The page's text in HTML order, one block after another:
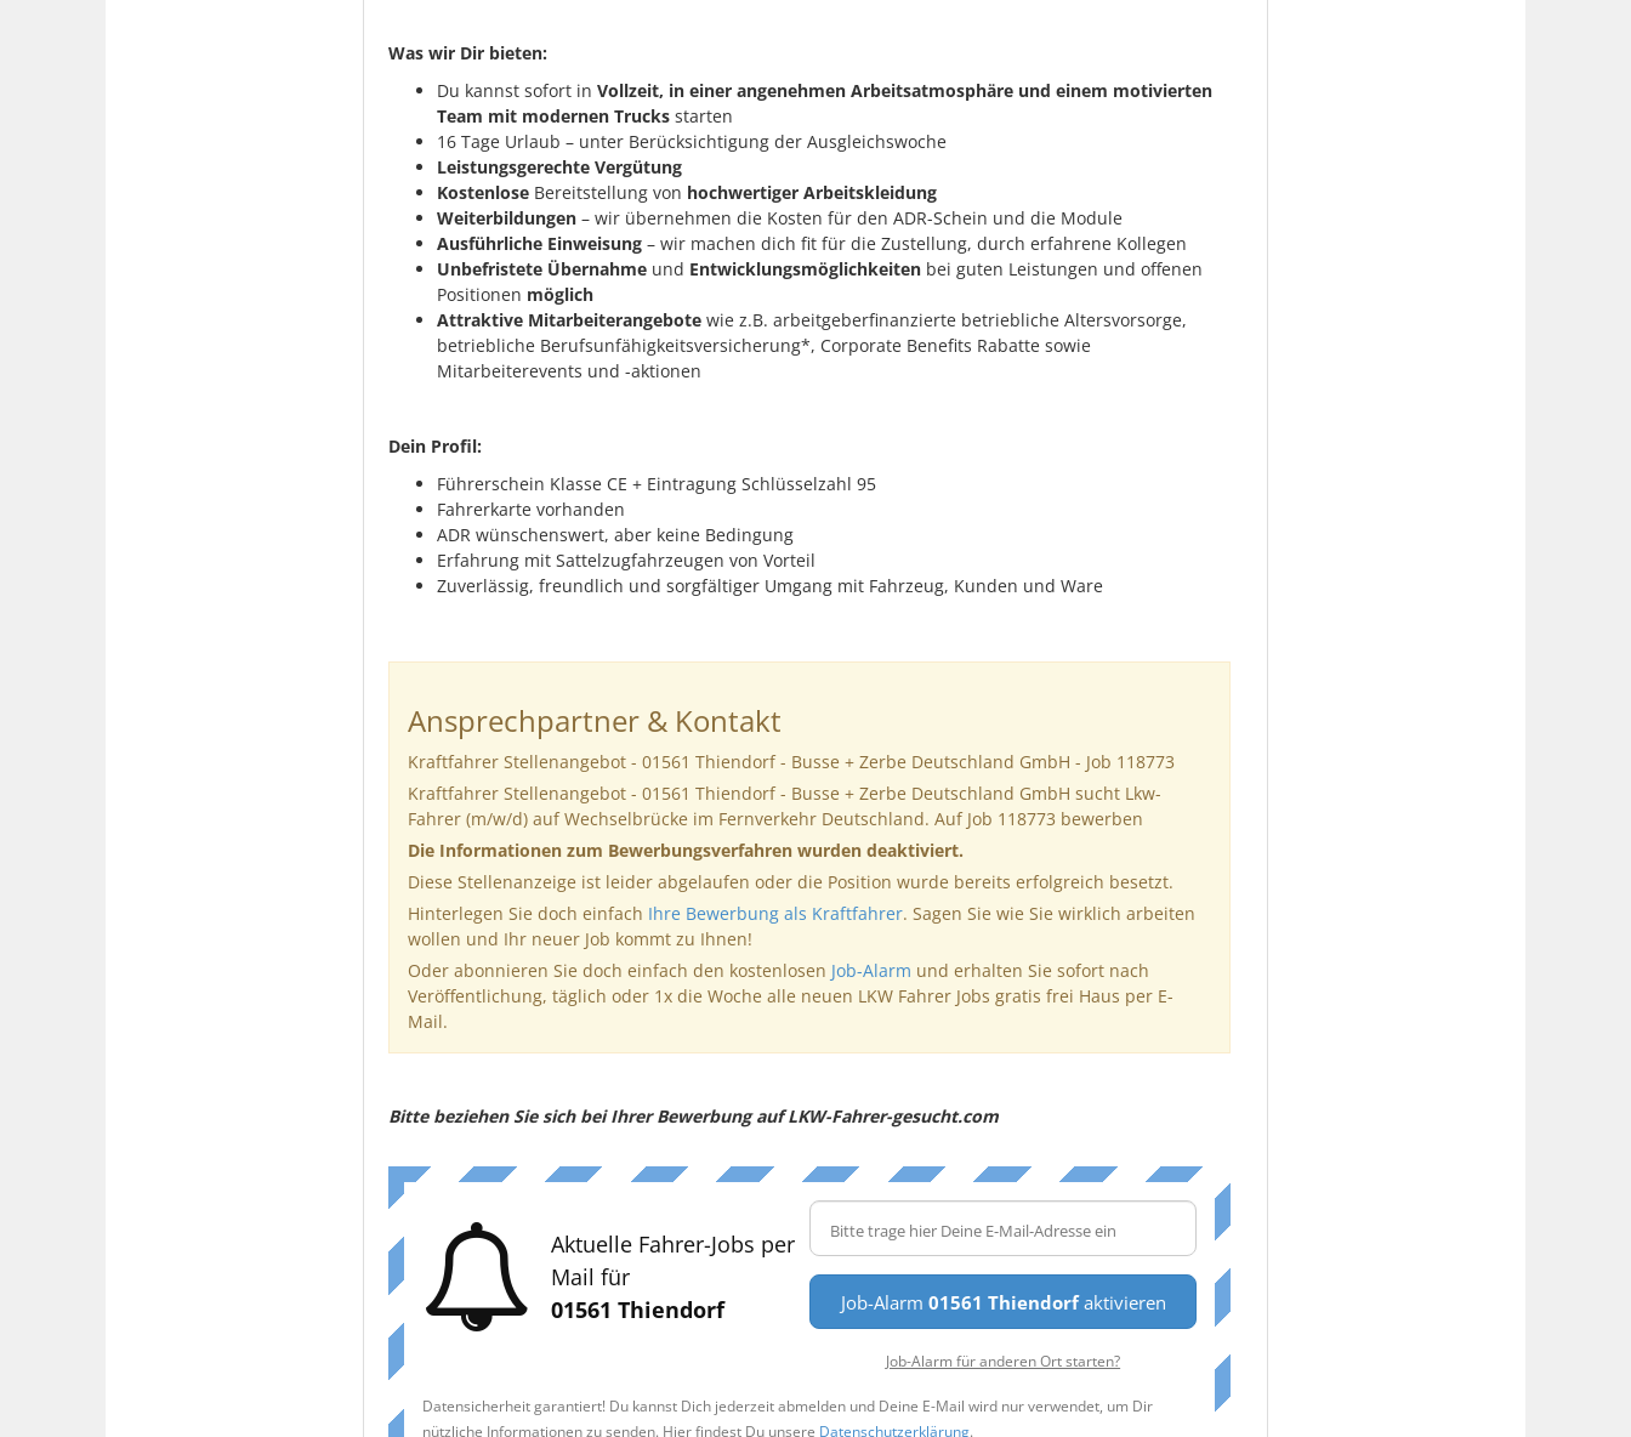
Was wir Dir bieten:
Du kannst sofort in Vollzeit, in einer angenehmen Arbeitsatmosphäre und einem motivierten
Team mit modernen Trucksstarten
16 Tage Urlaub – unter Berücksichtigung der Ausgleichswoche
Leistungsgerechte Vergütung
KostenloseBereitstellung von hochwertiger Arbeitskleidung
Weiterbildungen– wir übernehmen die Kosten für den ADR-Schein und die Module
Ausführliche Einweisung– wir machen dich fit für die Zustellung, durch erfahrene Kollegen
Unbefristete Übernahmeund Entwicklungsmöglichkeitenbei guten Leistungen und offenen
Positionen möglich
Attraktive Mitarbeiterangebotewie z.B. arbeitgeberfinanzierte betriebliche Altersvorsorge,
betriebliche Berufsunfähigkeitsversicherung*, Corporate Benefits Rabatte sowie
Mitarbeiterevents und -aktionen
Dein Profil:
Führerschein Klasse CE + Eintragung Schlüsselzahl 95
Fahrerkarte vorhanden
ADR wünschenswert, aber keine Bedingung
Erfahrung mit Sattelzugfahrzeugen von Vorteil
Zuverlässig, freundlich und sorgfältiger Umgang mit Fahrzeug, Kunden und Ware
Ansprechpartner & Kontakt
Kraftfahrer Stellenangebot - 01561 Thiendorf - Busse + Zerbe Deutschland GmbH - Job 118773
Kraftfahrer Stellenangebot - 01561 Thiendorf - Busse + Zerbe Deutschland GmbH sucht Lkw-
Fahrer (m/w/d) auf Wechselbrücke im Fernverkehr Deutschland. Auf Job 118773 bewerben
Die Informationen zum Bewerbungsverfahren wurden deaktiviert.
Diese Stellenanzeige ist leider abgelaufen oder die Position wurde bereits erfolgreich besetzt.
Hinterlegen Sie doch einfach Ihre Bewerbung als Kraftfahrer. Sagen Sie wie Sie wirklich arbeiten
wollen und Ihr neuer Job kommt zu Ihnen!
Oder abonnieren Sie doch einfach den kostenlosen Job-Alarm und erhalten Sie sofort nach
Veröffentlichung, täglich oder 1x die Woche alle neuen LKW Fahrer Jobs gratis frei Haus per E-
Mail.
Bitte beziehen Sie sich bei Ihrer Bewerbung auf LKW-Fahrer-gesucht.com
Aktuelle Fahrer-Jobs per
Mail für
01561 Thiendorf
Job-Alarm 01561 Thiendorfaktivieren
Job-Alarm für anderen Ort starten?
Datensicherheit garantiert! Du kannst Dich jederzeit abmelden und Deine E-Mail wird nur verwendet, um Dir
nützliche Informationen zu senden. Hier findest Du unsere Datenschutzerklärung.